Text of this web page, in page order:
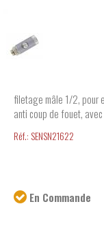
filetage mâle 1/2, pour
anti coup de fouet,
Réf.: SENSN21622
En Commande